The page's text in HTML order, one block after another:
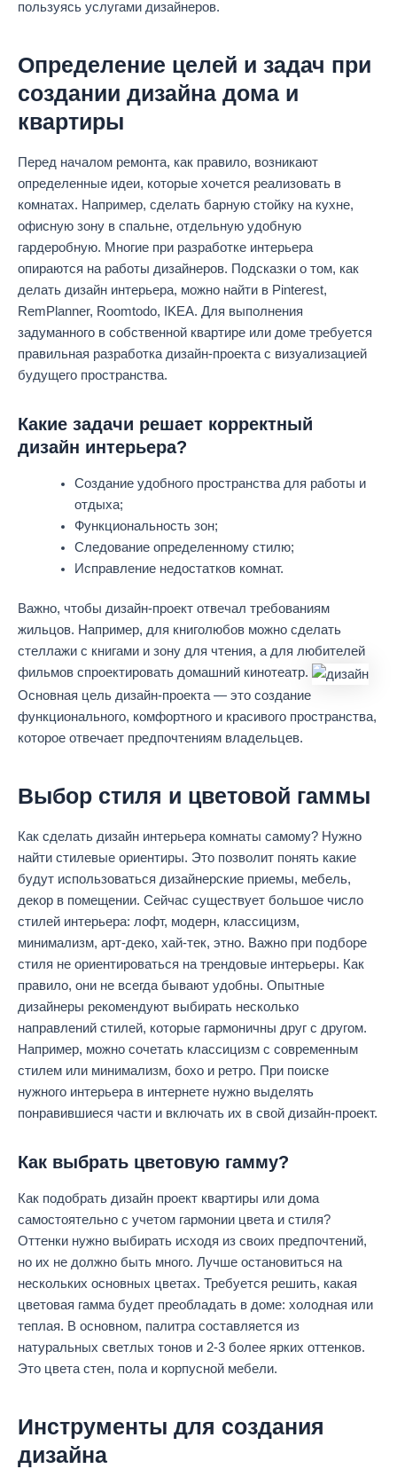
пользуясь услугами дизайнеров.
Определение целей и задач при
создании дизайна дома и
квартиры
Перед началом ремонта, как правило, возникают
определенные идеи, которые хочется реализовать в
комнатах. Например, сделать барную стойку на кухне,
офисную зону в спальне, отдельную удобную
гардеробную. Многие при разработке интерьера
опираются на работы дизайнеров. Подсказки о том, как
делать дизайн интерьера, можно найти в Pinterest,
RemPlanner, Roomtodo, IKEA. Для выполнения
задуманного в собственной квартире или доме требуется
правильная разработка дизайн-проекта с визуализацией
будущего пространства.
Какие задачи решает корректный
дизайн интерьера?
Создание удобного пространства для работы и
отдыха;
Функциональность зон;
Следование определенному стилю;
Исправление недостатков комнат.
Важно, чтобы дизайн-проект отвечал требованиям
жильцов. Например, для книголюбов можно сделать
стеллажи с книгами и зону для чтения, а для любителей
фильмов спроектировать домашний кинотеатр.
Основная цель дизайн-проекта — это создание
функционального, комфортного и красивого пространства,
которое отвечает предпочтениям владельцев.
Выбор стиля и цветовой гаммы
Как сделать дизайн интерьера комнаты самому? Нужно
найти стилевые ориентиры. Это позволит понять какие
будут использоваться дизайнерские приемы, мебель,
декор в помещении. Сейчас существует большое число
стилей интерьера: лофт, модерн, классицизм,
минимализм, арт-деко, хай-тек, этно. Важно при подборе
стиля не ориентироваться на трендовые интерьеры. Как
правило, они не всегда бывают удобны. Опытные
дизайнеры рекомендуют выбирать несколько
направлений стилей, которые гармоничны друг с другом.
Например, можно сочетать классицизм с современным
стилем или минимализм, бохо и ретро. При поиске
нужного интерьера в интернете нужно выделять
понравившиеся части и включать их в свой дизайн-проект.
Как выбрать цветовую гамму?
Как подобрать дизайн проект квартиры или дома
самостоятельно с учетом гармонии цвета и стиля?
Оттенки нужно выбирать исходя из своих предпочтений,
но их не должно быть много. Лучше остановиться на
нескольких основных цветах. Требуется решить, какая
цветовая гамма будет преобладать в доме: холодная или
теплая. В основном, палитра составляется из
натуральных светлых тонов и 2-3 более ярких оттенков.
Это цвета стен, пола и корпусной мебели.
Инструменты для создания
дизайна